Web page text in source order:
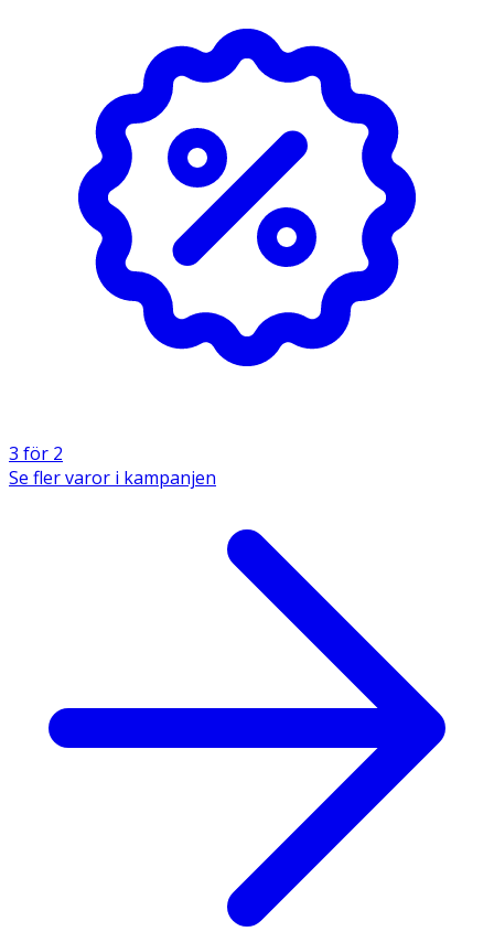
3 för 2
Se fler varor i kampanjen